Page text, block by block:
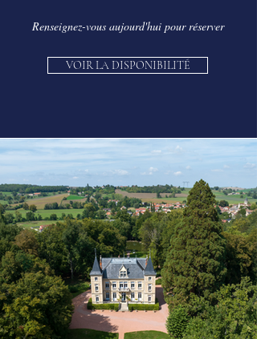
Renseignez-vous aujourd'hui pour réserver
VOIR LA DISPONIBILITÉ